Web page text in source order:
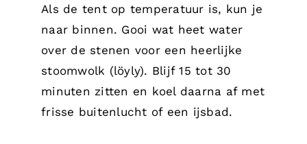
Als de tent op temperatuur is, kun je
naar binnen. Gooi wat heet water
over de stenen voor een heerlijke
stoomwolk (löyly). Blijf 15 tot 30
minuten zitten en koel daarna af met
frisse buitenlucht of een ijsbad.